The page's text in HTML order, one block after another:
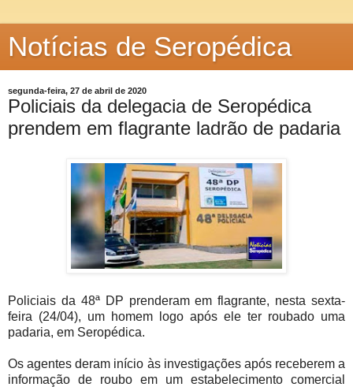
Notícias de Seropédica
segunda-feira, 27 de abril de 2020
Policiais da delegacia de Seropédica
prendem em flagrante ladrão de padaria
Policiais da 48ª DP prenderam em flagrante, nesta sexta-
feira (24/04), um homem logo após ele ter roubado uma
padaria, em Seropédica.
Os agentes deram início às investigações após receberem a
informação de roubo em um estabelecimento comercial